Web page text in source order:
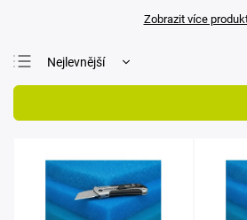
Zobrazit více
Nejlevnější
Nejprodávanější